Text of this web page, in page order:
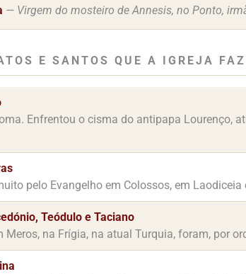
— Virgem do mosteiro de Annesis, no Ponto,
E SANTOS QUE A IGREJA
Enfrentou o cisma do antipapa Lourenço,
pelo Evangelho em Colossos, em Laodiceia
Teódulo e Taciano
Meros, na Frígia, na atual Turquia, foram, por